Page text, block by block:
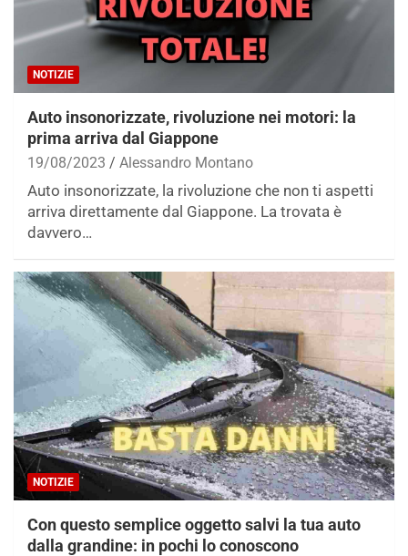
NOTIZIE
Auto insonorizzate, rivoluzione nei motori: la
prima arriva dal Giappone
19/08/2023 Alessandro Montano
Auto insonorizzate, la rivoluzione che non ti aspetti
arriva direttamente dal Giappone. La trovata è
davvero…
NOTIZIE
Con questo semplice oggetto salvi la tua auto
dalla grandine: in pochi lo conoscono